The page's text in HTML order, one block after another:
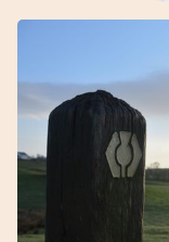
Datenschutz
Bitte